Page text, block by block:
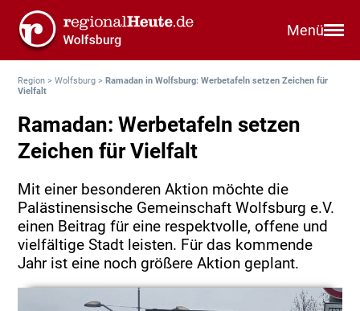
Menü
Region >Wolfsburg >Ramadan in Wolfsburg: Werbetafeln setzen Zeichen für
Vielfalt
Ramadan: Werbetafeln setzen
Zeichen für Vielfalt
Mit einer besonderen Aktion möchte die
Palästinensische Gemeinschaft Wolfsburg e.V.
einen Beitrag für eine respektvolle, offene und
vielfältige Stadt leisten. Für das kommende
Jahr ist eine noch größere Aktion geplant.